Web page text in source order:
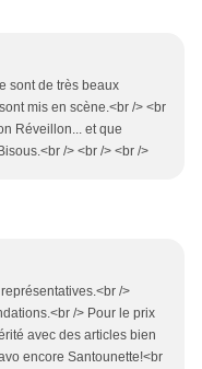
sont de très beaux
mis en scène.<br /> <br
Réveillon... et que
/> <br /> <br />
/>
/> Pour le prix
avec des articles bien
encore Santounette!<br